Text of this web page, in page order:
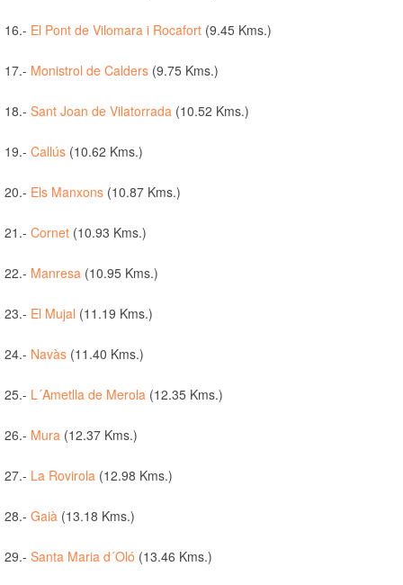
16.- El Pont de Vilomara i Rocafort (9.45 Kms.)
17.- Monistrol de Calders (9.75 Kms.)
18.- Sant Joan de Vilatorrada (10.52 Kms.)
19.- Callús (10.62 Kms.)
20.- Els Manxons (10.87 Kms.)
21.- Cornet (10.93 Kms.)
22.- Manresa (10.95 Kms.)
23.- El Mujal (11.19 Kms.)
24.- Navàs (11.40 Kms.)
25.- L´Ametlla de Merola (12.35 Kms.)
26.- Mura (12.37 Kms.)
27.- La Rovirola (12.98 Kms.)
28.- Gaià (13.18 Kms.)
29.- Santa Maria d´Oló (13.46 Kms.)